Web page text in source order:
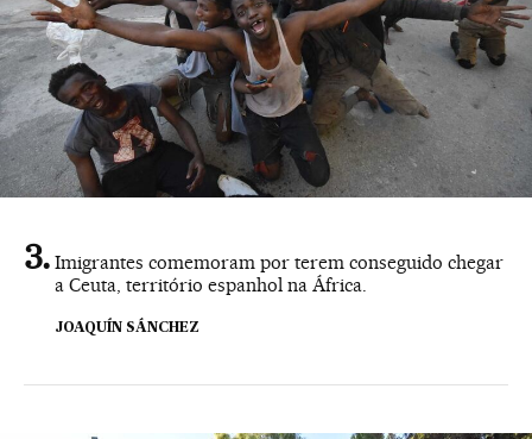
Imigrantes comemoram por terem conseguido chegar
a Ceuta, território espanhol na África.
JOAQUÍN SÁNCHEZ